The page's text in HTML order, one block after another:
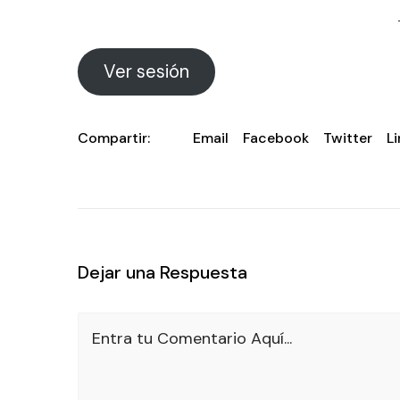
Ver sesión
Compartir: Email Facebook Twitter
Dejar una Respuesta
Entra tu Comentario Aquí...